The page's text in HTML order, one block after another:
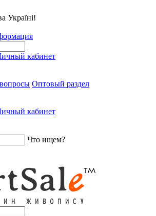
Україні!
кабинет
Оптовый раздел
кабинет
Что ищем?